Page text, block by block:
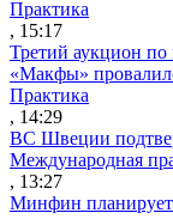
Практика
, 15:17
Третий аукцион по
«Макфы»
Практика
, 14:29
ВС Швеции
Международная
, 13:27
Минфин планирует